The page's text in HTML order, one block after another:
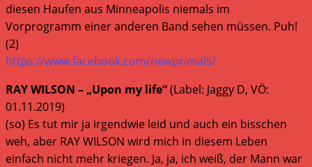
diesen Haufen aus Minneapolis niemals im
Vorprogramm einer anderen Band sehen müssen. Puh!
(2)
https://www.facebook.com/newprimals/
RAY WILSON – „Upon my life“(Label: Jaggy D, VÖ:
01.11.2019)
(so) Es tut mir ja irgendwie leid und auch ein bisschen
weh, aber RAY WILSON wird mich in diesem Leben
einfach nicht mehr kriegen. Ja, ja, ich weiß, der Mann war